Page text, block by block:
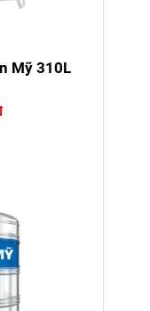
Mỹ 310L